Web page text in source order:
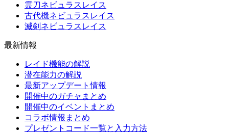
霊刀ネビュラスレイス
古代機ネビュラスレイス
滅剣ネビュラスレイス
最新情報
レイド機能の解説
潜在能力の解説
最新アップデート情報
開催中のガチャまとめ
開催中のイベントまとめ
コラボ情報まとめ
プレゼントコード一覧と入力方法